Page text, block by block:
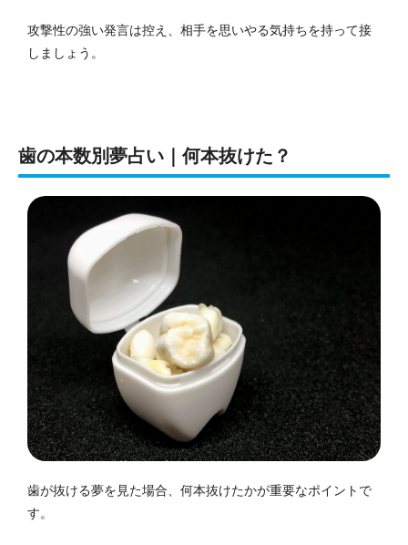
攻撃性の強い発言は控え、相手を思いやる気持ちを持って接
しましょう。
歯の本数別夢占い｜何本抜けた？
歯が抜ける夢を見た場合、何本抜けたかが重要なポイントで
す。